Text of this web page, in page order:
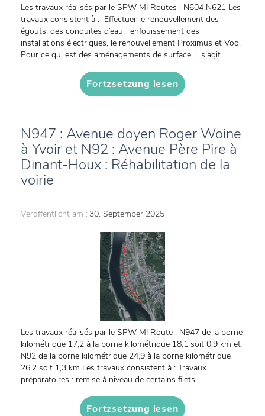
Les travaux réalisés par le SPW MI Routes : N604 N621 Les
travaux consistent à : Effectuer le renouvellement des
égouts, des conduites d’eau, l’enfouissement des
installations électriques, le renouvellement Proximus et Voo.
Pour ce qui est des aménagements de surface, il s’agit...
Fortzsetzung lesen
N947 : Avenue doyen Roger Woine
à Yvoir et N92 : Avenue Père Pire à
Dinant-Houx : Réhabilitation de la
voirie
Veröffentlicht am : 30. September 2025
Les travaux réalisés par le SPW MI Route : N947 de la borne
kilométrique 17,2 à la borne kilométrique 18,1 soit 0,9 km et
N92 de la borne kilométrique 24,9 à la borne kilométrique
26,2 soit 1,3 km Les travaux consistent à : Travaux
préparatoires : remise à niveau de certains filets...
Fortzsetzung lesen